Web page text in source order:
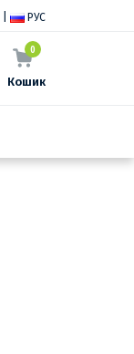
РУС
0
Кошик